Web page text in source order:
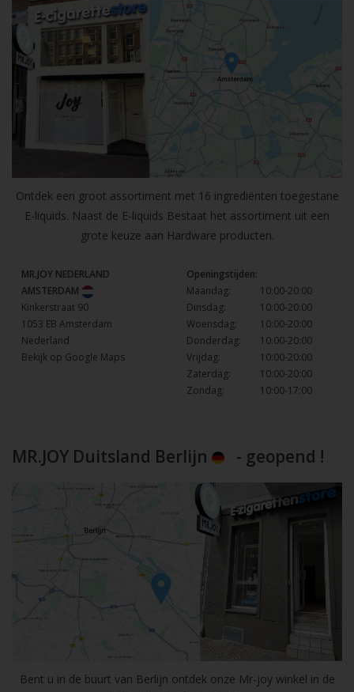
Ontdek een groot assortiment met 16 ingrediënten toegestane
E-liquids. Naast de E-liquids Bestaat het assortiment uit een
grote keuze aan Hardware producten.
MR.JOY NEDERLAND
AMSTERDAM
Kinkerstraat 90
1053 EB Amsterdam
Nederland
Bekijk op Google Maps
Openingstijden:
Maandag:
10:00-20:00
Dinsdag:
10:00-20:00
Woensdag:
10:00-20:00
Donderdag:
10:00-20:00
Vrijdag:
10:00-20:00
Zaterdag:
10:00-20:00
Zondag:
10:00-17:00
MR.JOY Duitsland Berlijn - geopend !
Bent u in de buurt van Berlijn ontdek onze Mr-joy winkel in de